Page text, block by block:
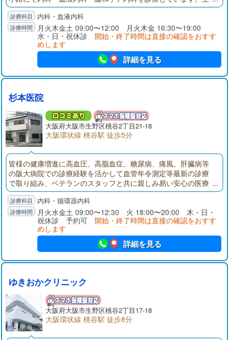
な対象疾患は、かぜ、インフルエンザ、肺炎、腸炎、花粉症、
アレルギーのほか、高血圧症・糖尿病・脂質異常症といった生
活習慣病などです。また、血液検査を強みとしており、貧血、
多血症、関節リウマチ、白血病、悪性リンパ腫など血液にかか
わる病気の診断・治療にも対応しています。特に力を入れてい
る血液内科では、血液の成分・異常を調べることで、患者さま
の病気の状態や変化を把握し、改善のための治療につなげてい
ます。その一環として、全自動血球計数器や臨床化学分析装置
ることも可能です。また、緩和ケアにも対応しており、がん末
期の方や寝たきりの方を対象に、訪問診療も行っています。患
者さまが「何にお困りなのか」、「どのような医療を受けられ
たいのか」といった視点を重視し、お一人おひとりのお気持ち
に寄り添った診療を心がけています。「症状があるけれど、何
科を受診すればいいのかわからない」といったお悩みも気兼ね
なくご相談ください。当院は、Osaka Metro千日前線「小路駅」
より徒歩約1分の場所にあります。近鉄大阪線・奈良線「今里
駅」からは徒歩約10分です。駐車場を2台分ご用意していますの
で、お車でご来院の際はご利用いただけます。
内科・血液内科
月火木金土 09:00〜12:00 月火木金 16:30〜19:00
水・日・祝休診 開始・終了時間は直接の確認をおすす
めします
詳細を見る
杉本医院
大阪府大阪市生野区桃谷2丁目21-18
大阪環状線 桃谷駅 徒歩5分
皆様の健康増進に高血圧、高脂血症、糖尿病、痛風、肝臓病等
の阪大病院での診療経験を活かして血管年令測定等最新の診療
で取り組み、ベテランのスタッフと共に親しみ易い安心の医療
の提供を目指しています。
内科・循環器内科
月火水金土 09:00〜12:30 火 18:00〜20:00 木・日・
祝休診 予約可 開始・終了時間は直接の確認をおすす
めします
詳細を見る
ゆきおかクリニック
大阪府大阪市生野区桃谷2丁目17-18
大阪環状線 桃谷駅 徒歩8分